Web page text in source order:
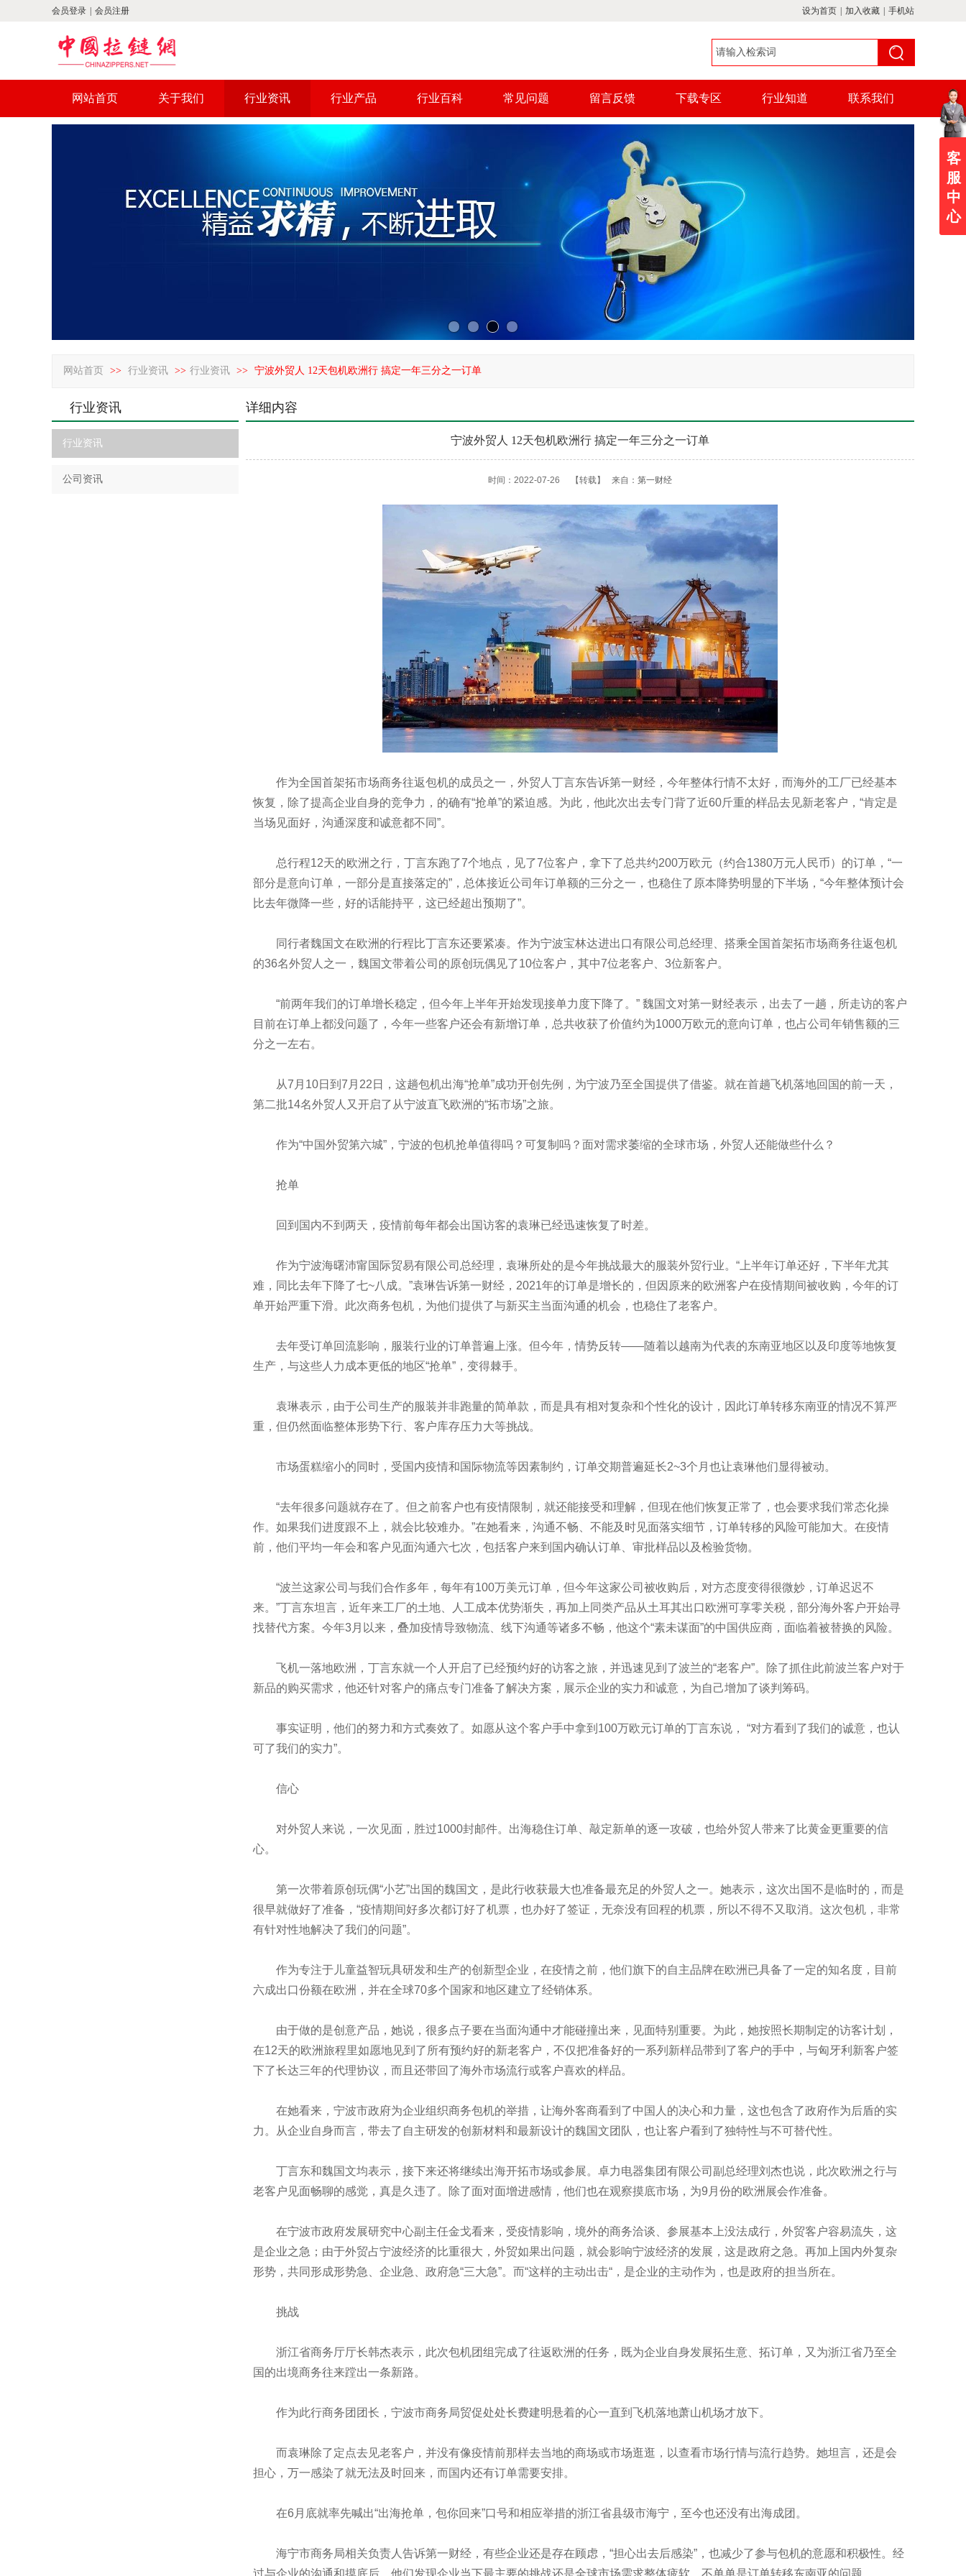
会员登录 会员注册 设为首页 加入收藏 手机站
网站首页 关于我们 行业资讯 行业产品 行业百科 常见问题 留言反馈 下载专区 行业知道 联系我们
网站首页 >> 行业资讯 >> 行业资讯 >> 宁波外贸人 12天包机欧洲行 搞定一年三分之一订单
行业资讯
行业资讯
公司资讯
详细内容
宁波外贸人 12天包机欧洲行 搞定一年三分之一订单
时间：2022-07-26 【转载】 来自： 第一财经
作为全国首架拓市场商务往返包机的成员之一，外贸人丁言东告诉第一财经，今年整体行情不太好，而海外的工厂已经基本
恢复，除了提高企业自身的竞争力，的确有“抢单”的紧迫感。为此，他此次出去专门背了近60斤重的样品去见新老客户，“肯定是
当场见面好，沟通深度和诚意都不同”。
总行程12天的欧洲之行，丁言东跑了7个地点，见了7位客户，拿下了总共约200万欧元（约合1380万元人民币）的订单，“一
部分是意向订单，一部分是直接落定的”，总体接近公司年订单额的三分之一，也稳住了原本降势明显的下半场，“今年整体预计会
比去年微降一些，好的话能持平，这已经超出预期了”。
同行者魏国文在欧洲的行程比丁言东还要紧凑。作为宁波宝林达进出口有限公司总经理、搭乘全国首架拓市场商务往返包机
的36名外贸人之一，魏国文带着公司的原创玩偶见了10位客户，其中7位老客户、3位新客户。
“前两年我们的订单增长稳定，但今年上半年开始发现接单力度下降了。” 魏国文对第一财经表示，出去了一趟，所走访的客户
目前在订单上都没问题了，今年一些客户还会有新增订单，总共收获了价值约为1000万欧元的意向订单，也占公司年销售额的三
分之一左右。
从7月10日到7月22日，这趟包机出海“抢单”成功开创先例，为宁波乃至全国提供了借鉴。就在首趟飞机落地回国的前一天，
第二批14名外贸人又开启了从宁波直飞欧洲的“拓市场”之旅。
作为“中国外贸第六城”，宁波的包机抢单值得吗？可复制吗？面对需求萎缩的全球市场，外贸人还能做些什么？
抢单
回到国内不到两天，疫情前每年都会出国访客的袁琳已经迅速恢复了时差。
作为宁波海曙沛甯国际贸易有限公司总经理，袁琳所处的是今年挑战最大的服装外贸行业。“上半年订单还好，下半年尤其
难，同比去年下降了七~八成。”袁琳告诉第一财经，2021年的订单是增长的，但因原来的欧洲客户在疫情期间被收购，今年的订
单开始严重下滑。此次商务包机，为他们提供了与新买主当面沟通的机会，也稳住了老客户。
去年受订单回流影响，服装行业的订单普遍上涨。但今年，情势反转——随着以越南为代表的东南亚地区以及印度等地恢复
生产，与这些人力成本更低的地区“抢单”，变得棘手。
袁琳表示，由于公司生产的服装并非跑量的简单款，而是具有相对复杂和个性化的设计，因此订单转移东南亚的情况不算严
重，但仍然面临整体形势下行、客户库存压力大等挑战。
市场蛋糕缩小的同时，受国内疫情和国际物流等因素制约，订单交期普遍延长2~3个月也让袁琳他们显得被动。
“去年很多问题就存在了。但之前客户也有疫情限制，就还能接受和理解，但现在他们恢复正常了，也会要求我们常态化操
作。如果我们进度跟不上，就会比较难办。”在她看来，沟通不畅、不能及时见面落实细节，订单转移的风险可能加大。在疫情
前，他们平均一年会和客户见面沟通六七次，包括客户来到国内确认订单、审批样品以及检验货物。
“波兰这家公司与我们合作多年，每年有100万美元订单，但今年这家公司被收购后，对方态度变得很微妙，订单迟迟不
来。”丁言东坦言，近年来工厂的土地、人工成本优势渐失，再加上同类产品从土耳其出口欧洲可享零关税，部分海外客户开始寻
找替代方案。今年3月以来，叠加疫情导致物流、线下沟通等诸多不畅，他这个“素未谋面”的中国供应商，面临着被替换的风险。
飞机一落地欧洲，丁言东就一个人开启了已经预约好的访客之旅，并迅速见到了波兰的“老客户”。除了抓住此前波兰客户对于
新品的购买需求，他还针对客户的痛点专门准备了解决方案，展示企业的实力和诚意，为自己增加了谈判筹码。
事实证明，他们的努力和方式奏效了。如愿从这个客户手中拿到100万欧元订单的丁言东说， “对方看到了我们的诚意，也认
可了我们的实力”。
信心
对外贸人来说，一次见面，胜过1000封邮件。出海稳住订单、敲定新单的逐一攻破，也给外贸人带来了比黄金更重要的信
心。
第一次带着原创玩偶“小艺”出国的魏国文，是此行收获最大也准备最充足的外贸人之一。她表示，这次出国不是临时的，而是
很早就做好了准备，“疫情期间好多次都订好了机票，也办好了签证，无奈没有回程的机票，所以不得不又取消。这次包机，非常
有针对性地解决了我们的问题”。
作为专注于儿童益智玩具研发和生产的创新型企业，在疫情之前，他们旗下的自主品牌在欧洲已具备了一定的知名度，目前
六成出口份额在欧洲，并在全球70多个国家和地区建立了经销体系。
由于做的是创意产品，她说，很多点子要在当面沟通中才能碰撞出来，见面特别重要。为此，她按照长期制定的访客计划，
在12天的欧洲旅程里如愿地见到了所有预约好的新老客户，不仅把准备好的一系列新样品带到了客户的手中，与匈牙利新客户签
下了长达三年的代理协议，而且还带回了海外市场流行或客户喜欢的样品。
在她看来，宁波市政府为企业组织商务包机的举措，让海外客商看到了中国人的决心和力量，这也包含了政府作为后盾的实
力。从企业自身而言，带去了自主研发的创新材料和最新设计的魏国文团队，也让客户看到了独特性与不可替代性。
丁言东和魏国文均表示，接下来还将继续出海开拓市场或参展。卓力电器集团有限公司副总经理刘杰也说，此次欧洲之行与
老客户见面畅聊的感觉，真是久违了。除了面对面增进感情，他们也在观察摸底市场，为9月份的欧洲展会作准备。
在宁波市政府发展研究中心副主任金戈看来，受疫情影响，境外的商务洽谈、参展基本上没法成行，外贸客户容易流失，这
是企业之急；由于外贸占宁波经济的比重很大，外贸如果出问题，就会影响宁波经济的发展，这是政府之急。再加上国内外复杂
形势，共同形成形势急、企业急、政府急“三大急”。而“这样的主动出击“，是企业的主动作为，也是政府的担当所在。
挑战
浙江省商务厅厅长韩杰表示，此次包机团组完成了往返欧洲的任务，既为企业自身发展拓生意、拓订单，又为浙江省乃至全
国的出境商务往来蹚出一条新路。
作为此行商务团团长，宁波市商务局贸促处处长费建明悬着的心一直到飞机落地萧山机场才放下。
而袁琳除了定点去见老客户，并没有像疫情前那样去当地的商场或市场逛逛，以查看市场行情与流行趋势。她坦言，还是会
担心，万一感染了就无法及时回来，而国内还有订单需要安排。
在6月底就率先喊出“出海抢单，包你回来”口号和相应举措的浙江省县级市海宁，至今也还没有出海成团。
海宁市商务局相关负责人告诉第一财经，有些企业还是存在顾虑，“担心出去后感染”，也减少了参与包机的意愿和积极性。经
过与企业的沟通和摸底后，他们发现企业当下最主要的挑战还是全球市场需求整体疲软，不单单是订单转移东南亚的问题。
客
服
中
心